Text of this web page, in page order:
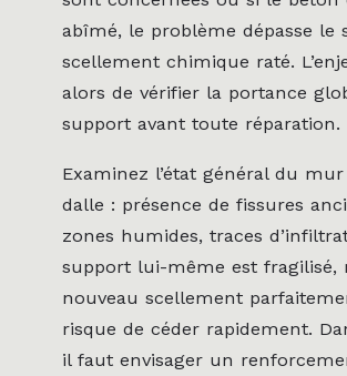
abîmé, le problème dépasse le
scellement chimique raté.
alors de vérifier la portance
support avant toute réparation.
Examinez l’état général du
dalle : présence de fissures
zones humides, traces
support lui-même est fragilisé,
nouveau scellement
risque de céder rapidement.
il faut envisager un